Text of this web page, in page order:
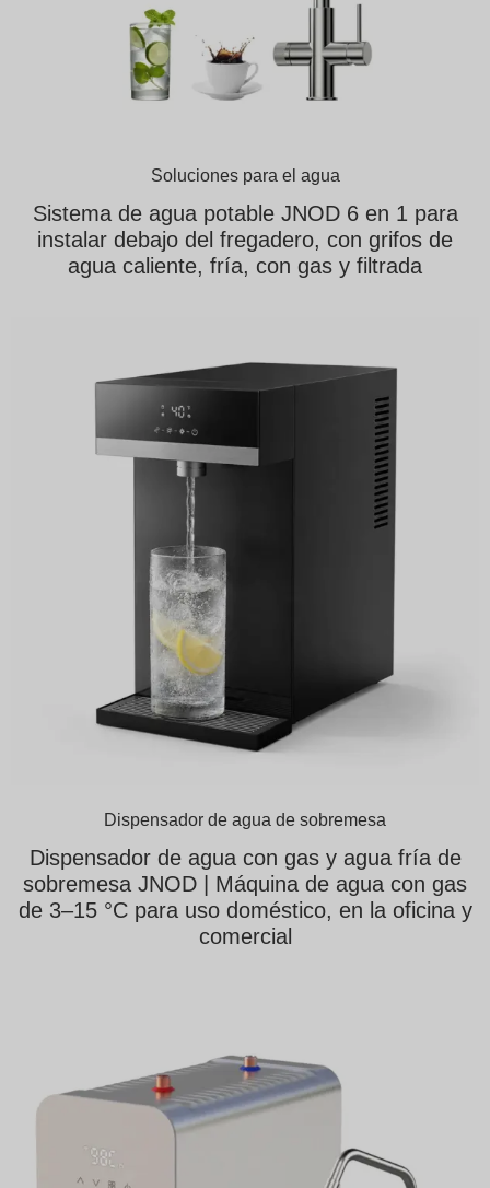
Soluciones para el agua
Sistema de agua potable JNOD 6 en 1 para
instalar debajo del fregadero, con grifos de
agua caliente, fría, con gas y filtrada
Dispensador de agua de sobremesa
Dispensador de agua con gas y agua fría de
sobremesa JNOD | Máquina de agua con gas
de 3–15 °C para uso doméstico, en la oficina y
comercial